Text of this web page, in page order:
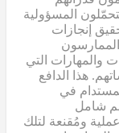
المسؤولية
إنجازات
والمهارات التي
هذا الدافع
في
شامل
ومُقنعة لتلك